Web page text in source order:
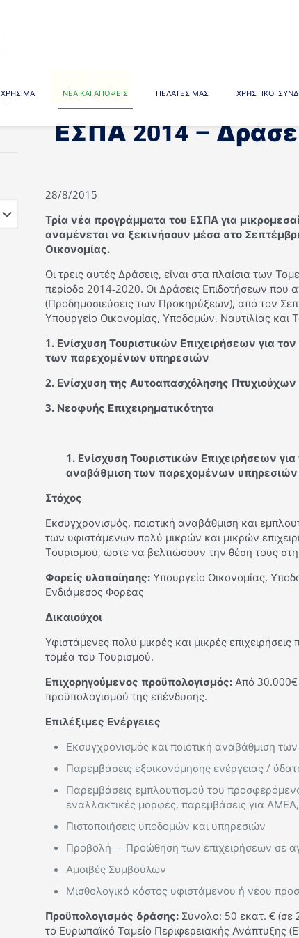
ΧΡΗΣΙΜΑ ΝΕΑ ΚΑΙ ΑΠΟΨΕΙΣ ΠΕΛΑΤΕΣ ΜΑΣ ΧΡΗΣΤΙΚΟΙ
ΕΣΠΑ 2014 –
28/8/2015
Τρία νέα προγράμματα του ΕΣΠΑ για
αναμένεται να ξεκινήσουν μέσα στο
Οικονομίας.
Οι τρεις αυτές Δράσεις, είναι στα πλαίσια των
περίοδο 2014-2020. Οι Δράσεις Επιδοτήσεων που
(Προδημοσιεύσεις των Προκηρύξεων), από τον
Υπουργείο Οικονομίας, Υποδομών, Ναυτιλίας και
1. Ενίσχυση Τουριστικών Επιχειρήσεων για
των παρεχομένων υπηρεσιών
2. Ενίσχυση της Αυτοαπασχόλησης Πτυχιούχων
3. Νεοφυής Επιχειρηματικότητα
1. Ενίσχυση Τουριστικών Επιχειρήσεων
αναβάθμιση των παρεχομένων υπηρεσιών
Στόχος
Εκσυγχρονισμός, ποιοτική αναβάθμιση και
των υφιστάμενων πολύ μικρών και μικρών
Τουρισμού, ώστε να βελτιώσουν την θέση τους
Φορείς υλοποίησης: Υπουργείο Οικονομίας,
Ενδιάμεσος Φορέας
Δικαιούχοι
Υφιστάμενες πολύ μικρές και μικρές
τομέα του Τουρισμού.
Επιχορηγούμενος προϋπολογισμός: Από 30.000€
προϋπολογισμού της επένδυσης.
Επιλέξιμες Ενέργειες
Εκσυγχρονισμός και ποιοτική αναβάθμιση
Παρεμβάσεις εξοικονόμησης ενέργειας /
Παρεμβάσεις εμπλουτισμού του
εναλλακτικές μορφές, παρεμβάσεις για
Πιστοποιήσεις υποδομών και υπηρεσιών
Προβολή -– Προώθηση των επιχειρήσεων σε
Αμοιβές Συμβούλων
Μισθολογικό κόστος υφιστάμενου ή νέου
Προϋπολογισμός δράσης: Σύνολο: 50 εκατ. € (σε
το Ευρωπαϊκό Ταμείο Περιφερειακής Ανάπτυξης